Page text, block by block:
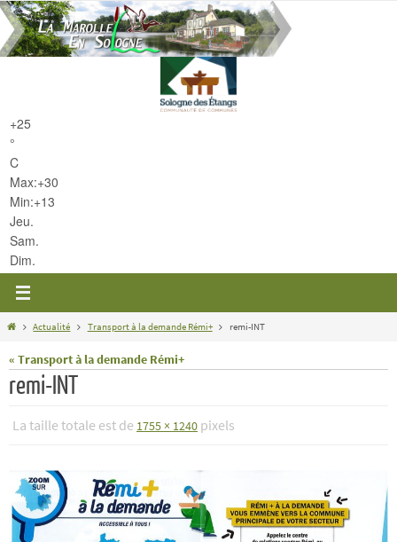
Passer
vers
le
+25
°
C
Max:+30
Min:+13
Jeu.
Sam.
Dim.
HomeActualité Transport à la demande Rémi+ remi-INT
« Transport à la demande Rémi+
remi-INT
La taille totale est de 1755 × 1240 pixels